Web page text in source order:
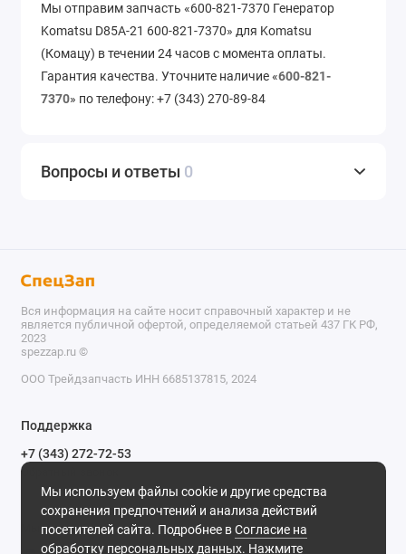
Мы отправим запчасть «600-821-7370 Генератор
Komatsu D85A-21 600-821-7370» для Komatsu
(Комацу) в течении 24 часов с момента оплаты.
Гарантия качества. Уточните наличие «600-821-
7370» по телефону: +7 (343) 270-89-84
Вопросы и ответы 0
Мы используем файлы cookie и другие средства
сохранения предпочтений и анализа действий
посетителей сайта. Подробнее вСогласие на
обработку персональных данных. Нажмите
Вся информация на сайте носит справочный характер и не
является публичной офертой, определяемой статьей 437 ГК РФ,
2023
spezzap.ru ©️
ООО Трейдзапчасть ИНН 6685137815, 2024
Поддержка
+7 (343) 272-72-53
Обратный звонок
620030, г. Екатеринбург, ул. Карьерная, д. 14, оф. 14.
Мы в сети